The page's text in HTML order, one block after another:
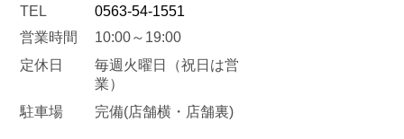
TEL
0563-54-1551
営業時間
10:00～19:00
定休日
毎週火曜日
（祝日は営
業）
駐車場
完備(店舗横・店舗裏)